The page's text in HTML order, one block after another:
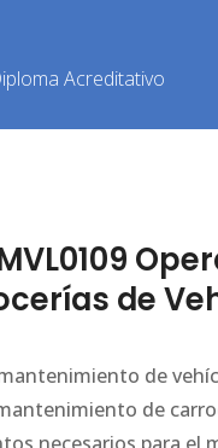
Acreditativo
de
de
de